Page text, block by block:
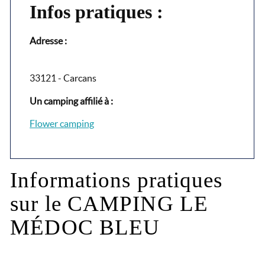
Infos pratiques :
Adresse :
33121 - Carcans
Un camping affilié à :
Flower camping
Informations pratiques
sur le CAMPING LE
MÉDOC BLEU